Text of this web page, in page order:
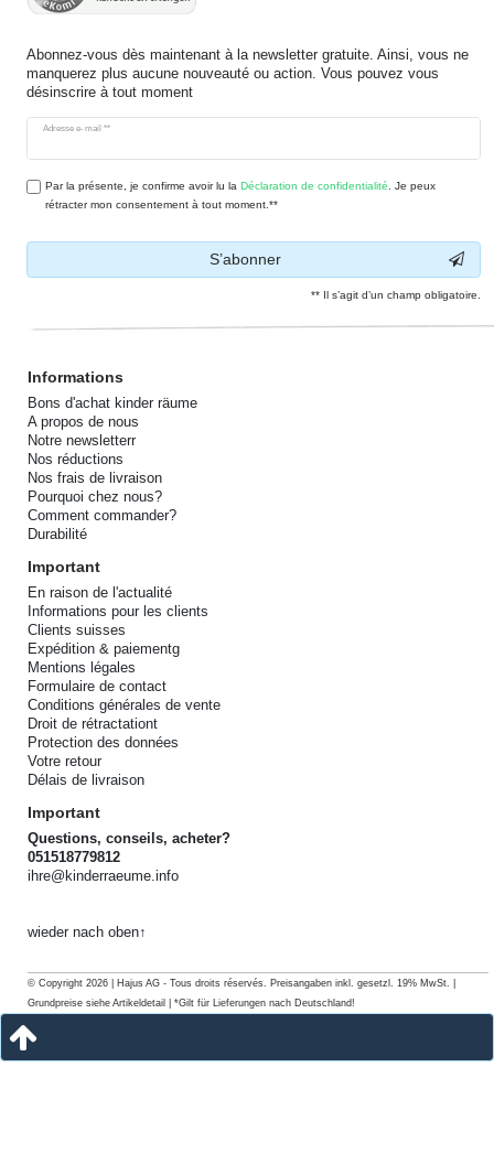
Abonnez-vous dès maintenant à la newsletter gratuite. Ainsi, vous ne
manquerez plus aucune nouveauté ou action. Vous pouvez vous
désinscrire à tout moment
Adresse e-mail **
Ceres::Template.newsletterHoneypotLabel
Par la présente, je confirme avoir lu la Déclaration de confidentialité. Je peux
rétracter mon consentement à tout moment.**
S’abonner
** Il s’agit d’un champ obligatoire.
Informations
Bons d'achat kinder räume
A propos de nous
Notre newsletterr
Nos réductions
Nos frais de livraison
Pourquoi chez nous?
Comment commander?
Durabilité
Important
En raison de l'actualité
Informations pour les clients
Clients suisses
Expédition & paiementg
Mentions légales
Formulaire de contact
Conditions générales de vente
Droit de rétractationt
Protection des données
Votre retour
Délais de livraison
Important
Questions, conseils, acheter?
051518779812
ihre@kinderraeume.info
wieder nach oben↑
© Copyright 2026 | Hajus AG - Tous droits réservés. Preisangaben inkl. gesetzl. 19% MwSt. |
Grundpreise siehe Artikeldetail | *Gilt für Lieferungen nach Deutschland!